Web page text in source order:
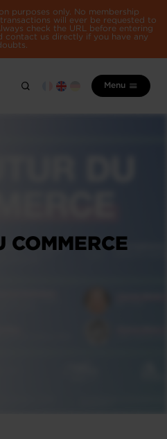
purposes only. No membership
will ever be requested to
check the URL before entering
contact us directly if you have any
Menu
COMMERCE